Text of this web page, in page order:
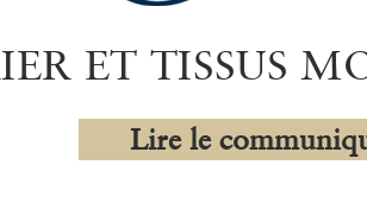
ET TISSUS
Lire le